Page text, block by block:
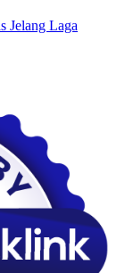
Jelang Laga